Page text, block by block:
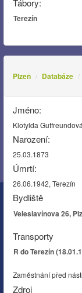
Terezín
Plzeň Databáze
Jméno:
Klotylda Gutfreundová
Narození:
25.03.1873
Úmrtí:
26.06.1942, Terezín
Bydliště
Veleslavínova 26,
Transporty
R do Terezín
Zaměstnání před
Zdroj